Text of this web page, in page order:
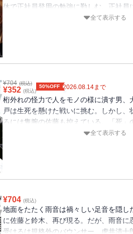
休で正社員登用の勉強に勤しむ。正社員
ウンサーになるために必死であがく獅子
全て表示する
¥704 (税込)
¥352 (税込)
50%OFF 2026.08.14まで
桁外れの怪力で人をモノの様に潰す男、
戸は生死を懸けた戦いに挑む。しかし、
ろには隻腕の佐藤も控えている。「死」
子戸が打ったまさに捨て身の策とは?
全て表示する
¥704 (税込)
地面をたたく雨音は禍々しい足音を隠し
に佐藤と鈴木、再び現る。だが、雨音に
受けるは規格外のバウンサー、虎井清十